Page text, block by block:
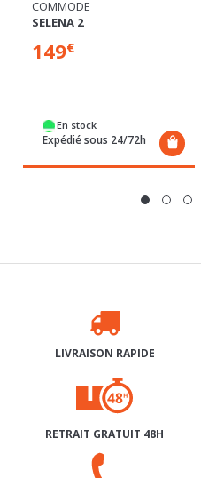
COMMODE
SELENA 2
149€
En stock
Expédié sous 24/72h
LIVRAISON RAPIDE
RETRAIT GRATUIT 48H